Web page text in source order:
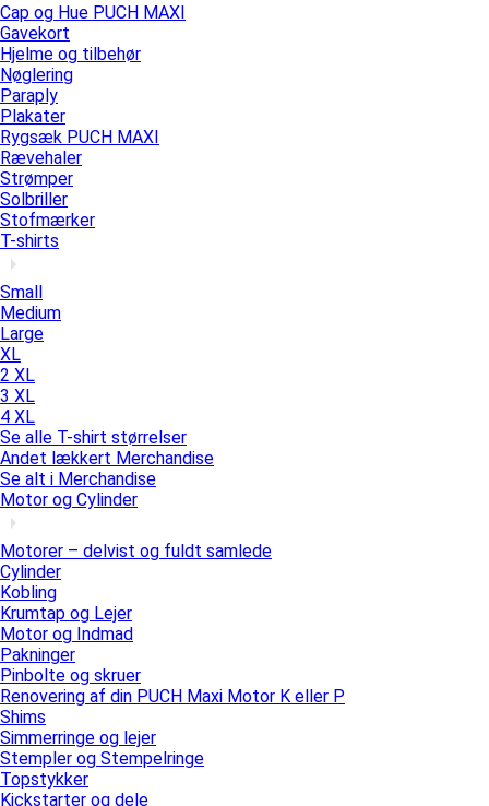
Cap og Hue PUCH MAXI
Gavekort
Hjelme og tilbehør
Nøglering
Paraply
Plakater
Rygsæk PUCH MAXI
Rævehaler
Strømper
Solbriller
Stofmærker
T-shirts
Small
Medium
Large
XL
2 XL
3 XL
4 XL
Se alle T-shirt størrelser
Andet lækkert Merchandise
Se alt i Merchandise
Motor og Cylinder
Motorer – delvist og fuldt samlede
Cylinder
Kobling
Krumtap og Lejer
Motor og Indmad
Pakninger
Pinbolte og skruer
Renovering af din PUCH Maxi Motor K eller P
Shims
Simmerringe og lejer
Stempler og Stempelringe
Topstykker
Kickstarter og dele